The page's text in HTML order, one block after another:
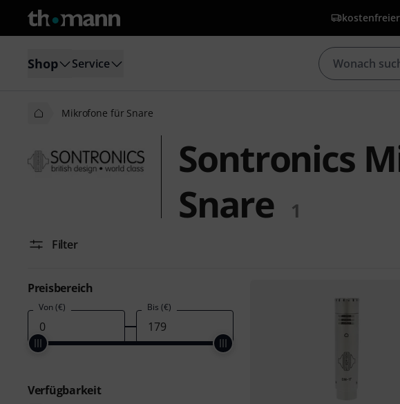
Shop Service
Mikrofone für Snare
Sontronics
Snare
1
Filter
Preisbereich
Von (€) Bis (€)
Verfügbarkeit